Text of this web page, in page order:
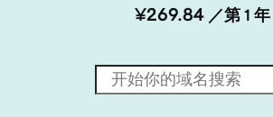
¥269.84 ／第 1 年